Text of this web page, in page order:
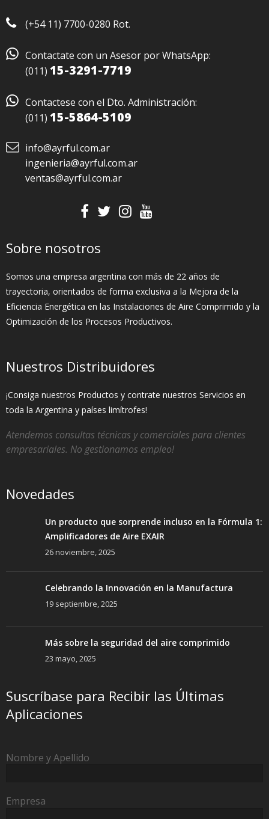
(+54 11) 7700-0280 Rot.
 Contactate con un Asesor por WhatsApp:
(011) 15-3291-7719
 Contactese con el Dto. Administración:
(011) 15-5864-5109
info@ayrful.com.ar
ingenieria@ayrful.com.ar
ventas@ayrful.com.ar
Sobre nosotros
Somos una empresa argentina con más de 22 años de
trayectoria, orientados de forma exclusiva a la Mejora de la
Eficiencia Energética en las Instalaciones de Aire Comprimido y la
Optimización de los Procesos Productivos.
Nuestros Distribuidores
¡Consiga nuestros Productos y contrate nuestros Servicios en
toda la Argentina y países limítrofes!
Atendemos consultas técnicas y comerciales para clientes
empresariales. No gestionamos empleo!
Novedades
Un producto que sorprende incluso en la Fórmula 1:
Amplificadores de Aire EXAIR
26 noviembre, 2025
Celebrando la Innovación en la Manufactura
19 septiembre, 2025
Más sobre la seguridad del aire comprimido
23 mayo, 2025
Suscríbase para Recibir las Últimas
Aplicaciones
Nombre y Apellido
Empresa